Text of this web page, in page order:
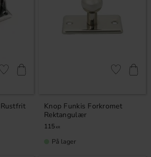
Gem som favorit
Knop Funkis Forkromet
Rektangulær
115 KR
Gem som
På lager